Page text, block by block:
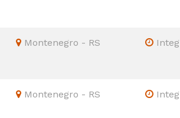
Montenegro - RS
Montenegro - RS